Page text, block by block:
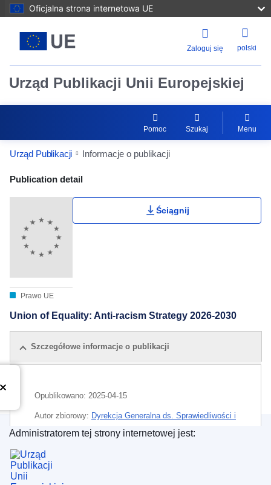
Oficjalna strona internetowa UE
Zaloguj się polski
Urząd Publikacji Unii Europejskiej
Pomoc Szukaj Menu
Urząd Publikacji Informacje o publikacji
Publication Detail Actions Portlet
Publication detail
Prawo UE
Ściągnij
Union of Equality: Anti-racism Strategy 2026-2030
Szczegółowe informacje o publikacji
Opublikowano: 2025-04-15
Autor zbiorowy: Dyrekcja Generalna ds. Sprawiedliwości i
Konsumentów(Komisja Europejska),Komisja
Temat:
Urząd Publikacji Unii Europejskiej
Administratorem tej strony internetowej jest: